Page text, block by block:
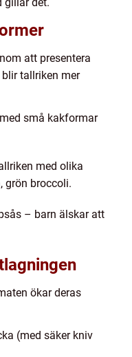
att presentera
tallriken mer
små kakformar
med olika
grön broccoli.
– barn älskar att
ökar deras
(med säker kniv